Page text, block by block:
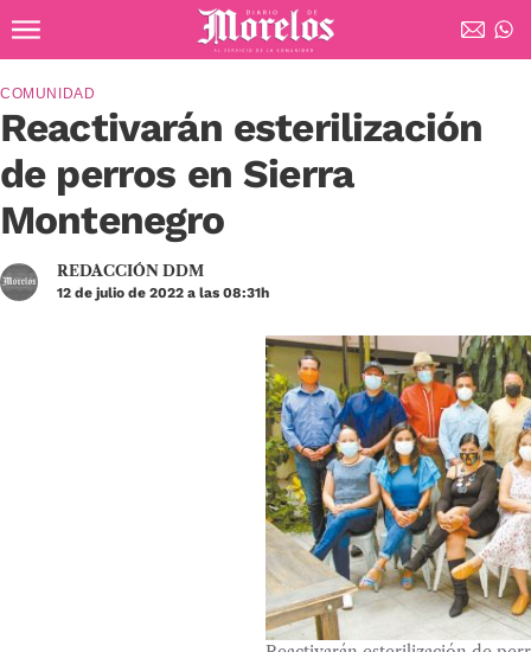
Diario de Morelos
Reactivarán esterilización
de perros en Sierra
Montenegro
COMUNIDAD
REDACCIÓN DDM
12 de julio de 2022 a las 08:31h